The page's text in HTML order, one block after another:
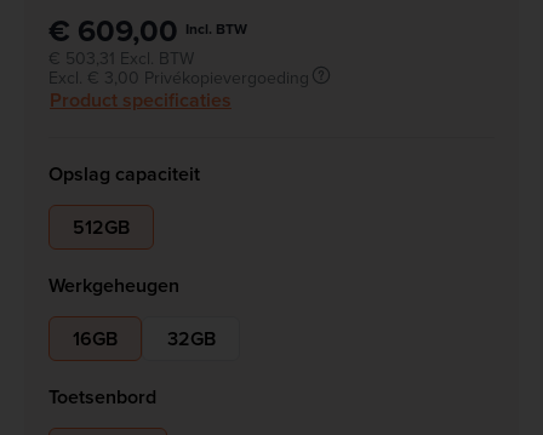
€ 609,00 Incl. BTW
€ 503,31 Excl. BTW
Excl. € 3,00 Privékopievergoeding
Product specificaties
Opslag capaciteit
512GB
Werkgeheugen
16GB
32GB
Toetsenbord